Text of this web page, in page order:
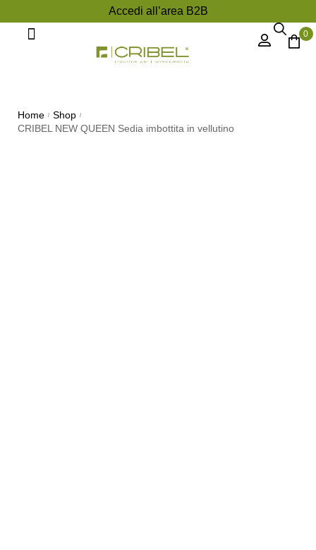
Accedi all’area B2B
0
Home / Shop /
CRIBEL NEW QUEEN Sedia imbottita in vellutino